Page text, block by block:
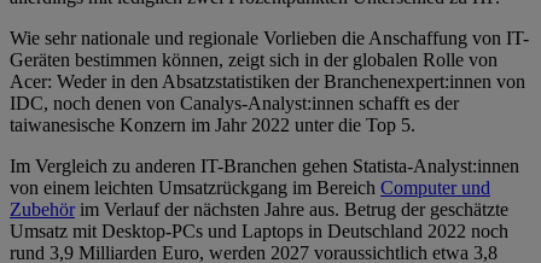
Wie sehr nationale und regionale Vorlieben die Anschaffung von IT-
Geräten bestimmen können, zeigt sich in der globalen Rolle von
Acer: Weder in den Absatzstatistiken der Branchenexpert:innen von
IDC, noch denen von Canalys-Analyst:innen schafft es der
taiwanesische Konzern im Jahr 2022 unter die Top 5.
Im Vergleich zu anderen IT-Branchen gehen Statista-Analyst:innen
von einem leichten Umsatzrückgang im Bereich Computer und
Zubehörim Verlauf der nächsten Jahre aus. Betrug der geschätzte
Umsatz mit Desktop-PCs und Laptops in Deutschland 2022 noch
rund 3,9 Milliarden Euro, werden 2027 voraussichtlich etwa 3,8